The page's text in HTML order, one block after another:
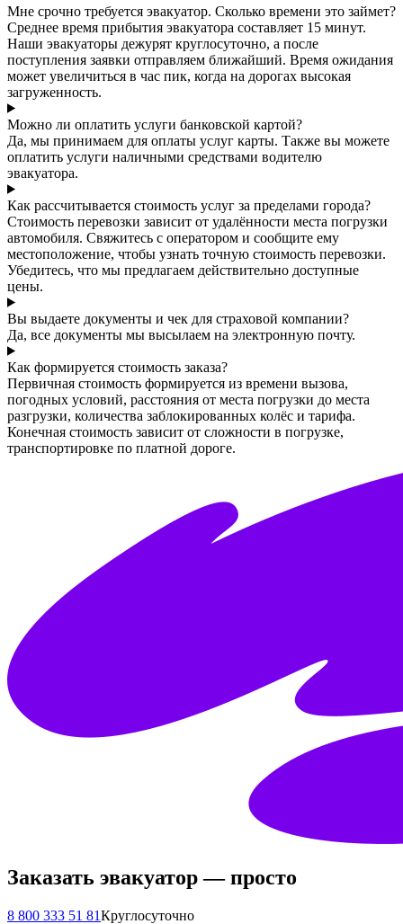
Мне срочно требуется эвакуатор. Сколько времени это займет?
Среднее время прибытия эвакуатора составляет 15 минут.
Наши эвакуаторы дежурят круглосуточно, а после
поступления заявки отправляем ближайший. Время ожидания
может увеличиться в час пик, когда на дорогах высокая
загруженность.
Можно ли оплатить услуги банковской картой?
Да, мы принимаем для оплаты услуг карты. Также вы можете
оплатить услуги наличными средствами водителю
эвакуатора.
Как рассчитывается стоимость услуг за пределами города?
Стоимость перевозки зависит от удалённости места погрузки
автомобиля. Свяжитесь с оператором и сообщите ему
местоположение, чтобы узнать точную стоимость перевозки.
Убедитесь, что мы предлагаем действительно доступные
цены.
Вы выдаете документы и чек для страховой компании?
Да, все документы мы высылаем на электронную почту.
Как формируется стоимость заказа?
Первичная стоимость формируется из времени вызова,
погодных условий, расстояния от места погрузки до места
разгрузки, количества заблокированных колёс и тарифа.
Конечная стоимость зависит от сложности в погрузке,
транспортировке по платной дороге.
Заказать эвакуатор — просто
8 800 333 51 81Круглосуточно